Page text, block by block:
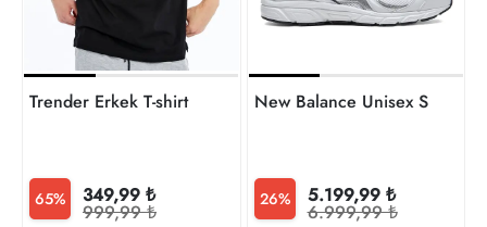
Trender Erkek T-shirt
65% 349,99 ₺
999,99 ₺
New Balance Unisex Sneaker
26% 5.199,99 ₺
6.999,99 ₺